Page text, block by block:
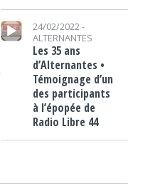
Lecteur audio
24/02/2022 -
ALTERNANTES
Les 35 ans
d’Alternantes •
Témoignage d’un
des participants
à l’épopée de
Radio Libre 44